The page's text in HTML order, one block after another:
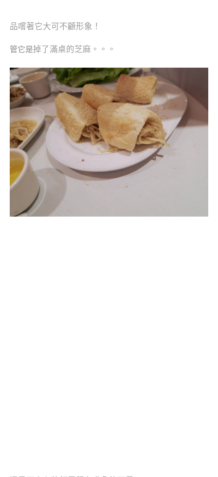
品嚐著它大可不顧形象！
管它是掉了滿桌的芝麻 。。。